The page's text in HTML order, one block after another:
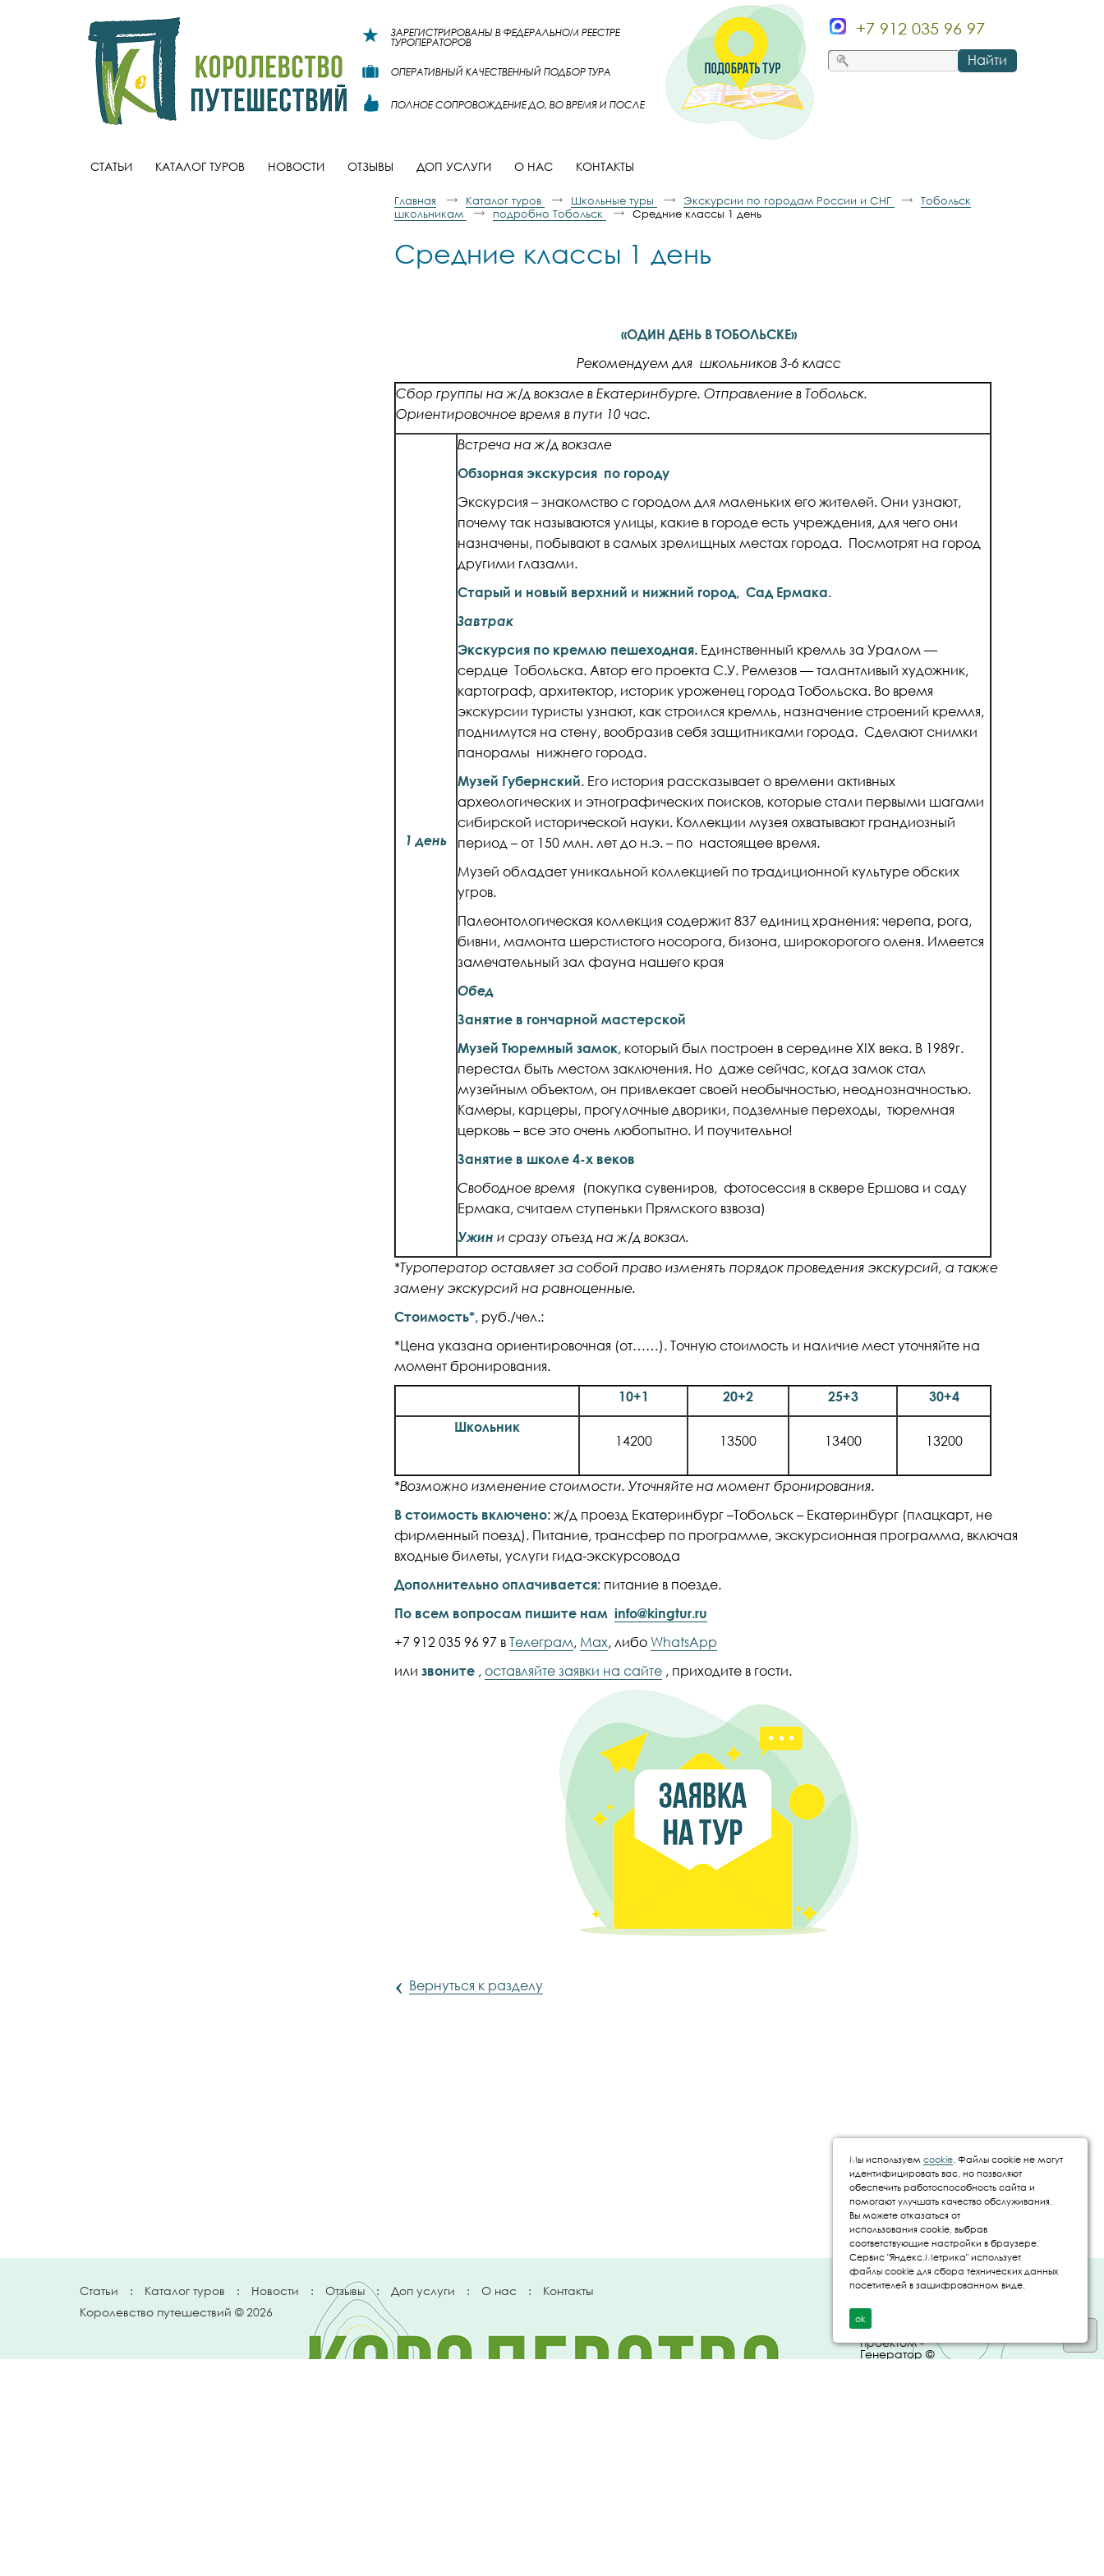
Найти
+7 912 035 96 97
ЗАРЕГИСТРИРОВАНЫ В ФЕДЕРАЛЬНОМ РЕЕСТРЕ
ТУРОПЕРАТОРОВ
ОПЕРАТИВНЫЙ КАЧЕСТВЕННЫЙ ПОДБОР ТУРА
ПОЛНОЕ СОПРОВОЖДЕНИЕ ДО, ВО ВРЕМЯ И ПОСЛЕ
СТАТЬИ КАТАЛОГ ТУРОВ НОВОСТИ ОТЗЫВЫ ДОП УСЛУГИ О НАС КОНТАКТЫ
Главная Каталог туров Школьные туры Экскурсии по городам России и СНГ
Тобольск
школьникам
подробно Тобольск Средние классы 1 день
Средние классы 1 день
«ОДИН ДЕНЬ В ТОБОЛЬСКЕ»
Рекомендуем для школьников 3-6 класс
Сбор группы на ж/д вокзале в Екатеринбурге. Отправление в Тобольск.
Ориентировочное время в пути 10 час.
1 день
Встреча на ж/д вокзале
Обзорная экскурсия по городу
Экскурсия – знакомство с городом для маленьких его жителей. Они узнают,
почему так называются улицы, какие в городе есть учреждения, для чего они
назначены, побывают в самых зрелищных местах города. Посмотрят на город
другими глазами.
Старый и новый верхний и нижний город, Сад Ермака.
Завтрак
Экскурсия по кремлю пешеходная. Единственный кремль за Уралом —
сердце Тобольска. Автор его проекта С.У. Ремезов — талантливый художник,
картограф, архитектор, историк уроженец города Тобольска. Во время
экскурсии туристы узнают, как строился кремль, назначение строений кремля,
поднимутся на стену, вообразив себя защитниками города. Сделают снимки
панорамы нижнего города.
Музей Губернский. Его история рассказывает о времени активных
археологических и этнографических поисков, которые стали первыми шагами
сибирской исторической науки. Коллекции музея охватывают грандиозный
период – от 150 млн. лет до н.э. – по настоящее время.
Музей обладает уникальной коллекцией по традиционной культуре обских
угров.
Палеонтологическая коллекция содержит 837 единиц хранения: черепа, рога,
бивни, мамонта шерстистого носорога, бизона, широкорогого оленя. Имеется
замечательный зал фауна нашего края
Обед
Занятие в гончарной мастерской
Музей Тюремный замок, который был построен в середине XIX века. В 1989г.
перестал быть местом заключения. Но даже сейчас, когда замок стал
музейным объектом, он привлекает своей необычностью, неоднозначностью.
Камеры, карцеры, прогулочные дворики, подземные переходы, тюремная
церковь – все это очень любопытно. И поучительно!
Занятие в школе 4-х веков
Свободное время (покупка сувениров, фотосессия в сквере Ершова и саду
Ермака, считаем ступеньки Прямского взвоза)
Ужин и сразу отъезд на ж/д вокзал.
*Туроператор оставляет за собой право изменять порядок проведения экскурсий, а также
замену экскурсий на равноценные.
Стоимость*, руб./чел.:
*Цена указана ориентировочная (от……). Точную стоимость и наличие мест уточняйте на
момент бронирования.
10+1
20+2 25+3
30+4
Школьник
14200
13500 13400 13200
*Возможно изменение стоимости. Уточняйте на момент бронирования.
В стоимость включено: ж/д проезд Екатеринбург –Тобольск – Екатеринбург (плацкарт, не
фирменный поезд). Питание, трансфер по программе, экскурсионная программа, включая
входные билеты, услуги гида-экскурсовода
Дополнительно оплачивается: питание в поезде.
По всем вопросам пишите намinfo@kingtur.ru
+7 912 035 96 97 вТелеграм, Max, либоWhatsApp
илизвоните ,оставляйте заявки на сайте , приходите в гости.
‹ Вернуться к разделу
Статьи : Каталог туров : Новости : Отзывы : Доп услуги : О нас :
Контакты
Королевство путешествий © 2026
Создание и
- IT Panda ©
Управление
проектом -
Генератор ©
Мы используем cookie . Файлы cookie не могут
идентифицировать вас, но позволяют
обеспечить работоспособность сайта и
помогают улучшать качество обслуживания.
Вы можете отказаться от
использования cookie, выбрав
соответствующие настройки в браузере.
Сервис "Яндекс.Метрика" использует
файлы cookie для сбора технических данных
посетителей в зашифрованном виде.
ok